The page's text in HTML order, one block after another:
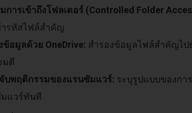
การเข้าถึงโฟลเดอร์ (Controlled Folder
รหัสไฟล์สำคัญ
ข้อมูลด้วย OneDrive: สำรองข้อมูลไฟล์สำคัญไป
มตี
บพฤติกรรมของแรนซัมแวร์: ระบุรูปแบบของกา
แวร์ทันที